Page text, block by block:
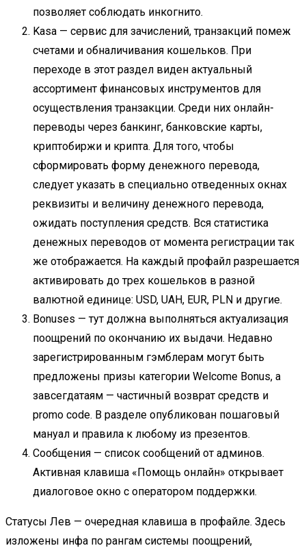
позволяет соблюдать инкогнито.
Kasa — сервис для зачислений, транзакций помеж
счетами и обналичивания кошельков. При
переходе в этот раздел виден актуальный
ассортимент финансовых инструментов для
осуществления транзакции. Среди них онлайн-
переводы через банкинг, банковские карты,
криптобиржи и крипта. Для того, чтобы
сформировать форму денежного перевода,
следует указать в специально отведенных окнах
реквизиты и величину денежного перевода,
ожидать поступления средств. Вся статистика
денежных переводов от момента регистрации так
же отображается. На каждый профайл разрешается
активировать до трех кошельков в разной
валютной единице: USD, UAH, EUR, PLN и другие.
Bonuses — тут должна выполняться актуализация
поощрений по окончанию их выдачи. Недавно
зарегистрированным гэмблерам могут быть
предложены призы категории Welcome Bonus, а
завсегдатаям — частичный возврат средств и
promo code. В разделе опубликован пошаговый
мануал и правила к любому из презентов.
Сообщения — список сообщений от админов.
Активная клавиша «Помощь онлайн» открывает
диалоговое окно с оператором поддержки.
Статусы Лев — очередная клавиша в профайле. Здесь
изложены инфа по рангам системы поощрений,